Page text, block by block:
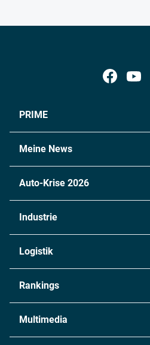
PRIME
Meine News
Auto-Krise 2026
Industrie
Chemie
Metall
Energie
Logistik
Rankings
Multimedia